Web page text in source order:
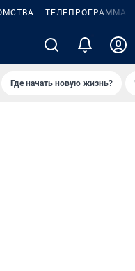
ТЕЛЕПРОГРАММА
Где начать новую жизнь?